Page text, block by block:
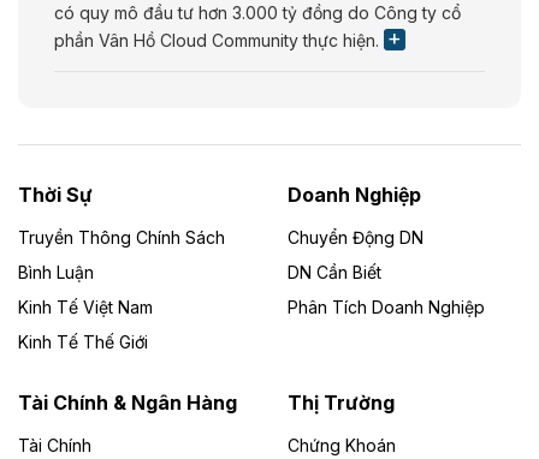
có quy mô đầu tư hơn 3.000 tỷ đồng do Công ty cổ
phần Vân Hồ Cloud Community thực hiện.
Dự án Nhà máy xử lý rác và phát điện Bắc Giang do
Công ty TNHH Năng lượng môi trường Bắc Giang làm
Theo vietnamfinance.vn
Đức Long Gia Lai mở rộng ‘hệ sinh thái’
Lai
Bốn doanh nghiệp có sự góp vốn của Công ty Cổ
Thời Sự
Truyền Thông Chính Sách
Bình Luận
Kinh Tế Việt Nam
Kinh Tế Thế Giới
Doanh Nghiệp
Chuyển Động DN
DN Cần Biết
Phân Tích Doanh Nghiệp
Tài Chính & Ngân Hàng
Tài Chính
Thị Trường
Chứng Khoán